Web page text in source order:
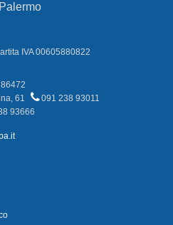
IVA 00605880822
61
091 238 93011
93666